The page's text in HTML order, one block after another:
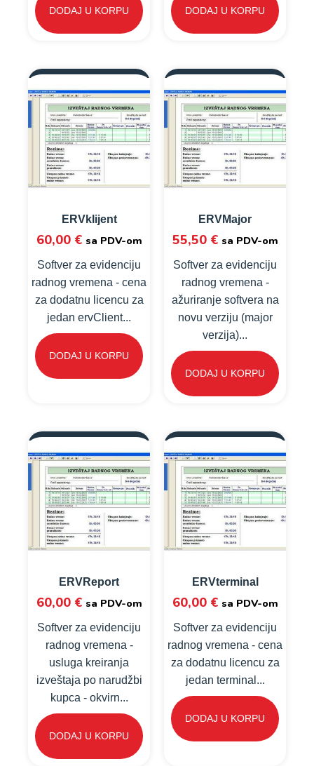
DODAJ U KORPU DODAJ U KORPU
ERVklijent
60,00 € sa PDV-om
Softver za evidenciju
radnog vremena - cena
za dodatnu licencu za
jedan ervClient...
DODAJ U KORPU
ERVMajor
55,50 € sa PDV-om
Softver za evidenciju
radnog vremena -
ažuriranje softvera na
novu verziju (major
verzija)...
DODAJ U KORPU
ERVReport
60,00 € sa PDV-om
Softver za evidenciju
radnog vremena -
usluga kreiranja
izveštaja po narudžbi
kupca - okvirn...
DODAJ U KORPU
ERVterminal
60,00 € sa PDV-om
Softver za evidenciju
radnog vremena - cena
za dodatnu licencu za
jedan terminal...
DODAJ U KORPU